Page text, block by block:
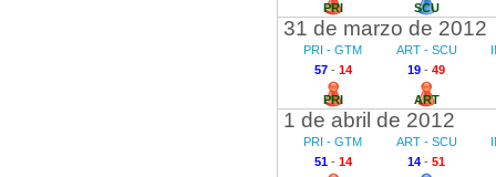
PRI SCU
31 de marzo de 2012
PRI - GTM
57- 14
PRI
ART - SCU
19 - 49
ART
1 de abril de 2012
PRI - GTM
51- 14
ART - SCU
14 - 51